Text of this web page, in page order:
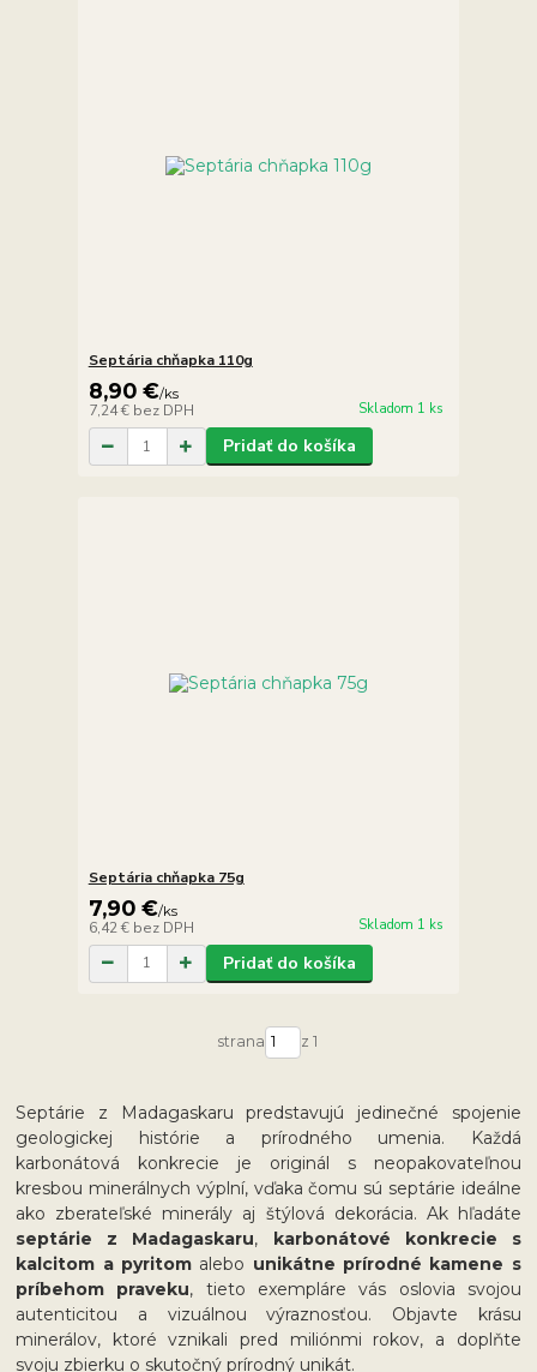
Septária chňapka 110g
8,90 €/ks
7,24 € bez DPH Skladom 1 ks
Pridať do košíka
Septária chňapka 75g
7,90 €/ks
6,42 € bez DPH Skladom 1 ks
Pridať do košíka
strana z 1
Septárie z Madagaskaru predstavujú jedinečné spojenie
geologickej histórie a prírodného umenia. Každá
karbonátová konkrecie je originál s neopakovateľnou
kresbou minerálnych výplní, vďaka čomu sú septárie ideálne
ako zberateľské minerály aj štýlová dekorácia. Ak hľadáte
septárie z Madagaskaru, karbonátové konkrecie s
kalcitom a pyritomalebo unikátne prírodné kamene s
príbehom praveku, tieto exempláre vás oslovia svojou
autenticitou a vizuálnou výraznosťou. Objavte krásu
minerálov, ktoré vznikali pred miliónmi rokov, a doplňte
svoju zbierku o skutočný prírodný unikát.